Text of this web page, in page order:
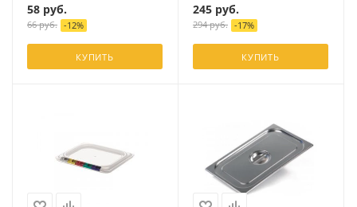
58 руб.
66руб. -12%
КУПИТЬ
245 руб.
294руб. -17%
КУПИТЬ